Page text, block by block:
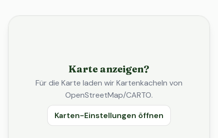
Karte anzeigen?
Für die Karte laden wir Kartenkacheln von
OpenStreetMap/CARTO.
Karten-Einstellungen öffnen